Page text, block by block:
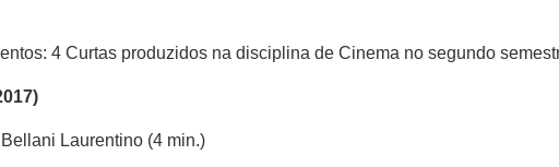
4 Curtas produzidos na disciplina de Cinema no segundo
Laurentino (4 min.)